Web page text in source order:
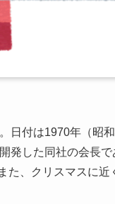
日付は1970年（昭
発した同社の会長で
た、クリスマスに近